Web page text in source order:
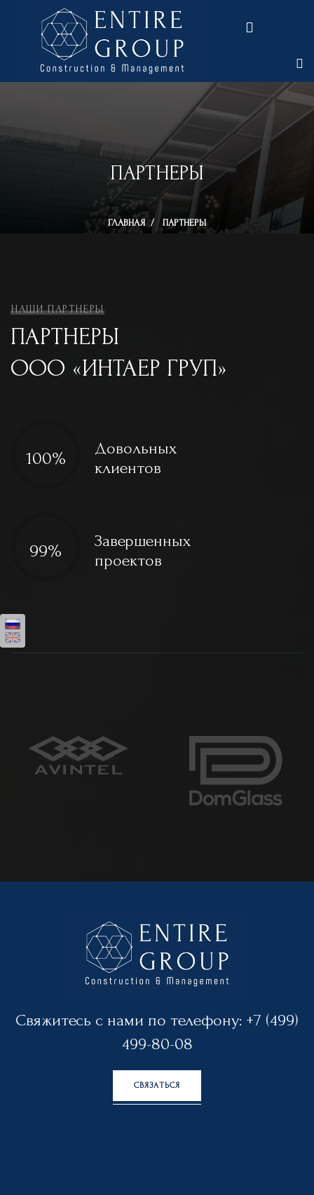
ПАРТНЕРЫ
ГЛАВНАЯ / ПАРТНЕРЫ
НАШИ ПАРТНЕРЫ
ПАРТНЕРЫ
ООО «ИНТАЕР ГРУП»
100%
Довольных
клиентов
99%
Завершенных
проектов
Свяжитесь с нами по телефону: +7 (499)
499-80-08
СВЯЗАТЬСЯ